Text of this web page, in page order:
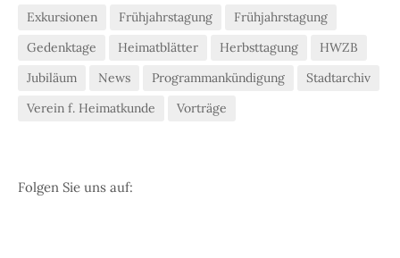
Exkursionen
Frühjahrstagung
Frühjahrstagung
Gedenktage
Heimatblätter Herbsttagung
HWZB
Jubiläum
News Programmankündigung
Stadtarchiv
Verein f. Heimatkunde
Vorträge
Folgen Sie uns auf: